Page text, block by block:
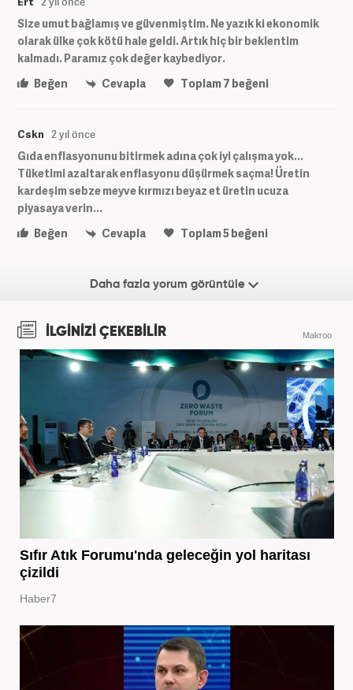
Size umut bağlamış ve güvenmiştim. Ne yazık ki ekonomik
olarak ülke çok kötü hale geldi. Artık hiç bir beklentim
kalmadı. Paramız çok değer kaybediyor.
Beğen
Cevapla Toplam7 beğeni
Cskn 2 yıl önce
Gıda enflasyonunu bitirmek adına çok iyi çalışma yok...
Tüketimi azaltarak enflasyonu düşürmek saçma! Üretin
kardeşim sebze meyve kırmızı beyaz et üretin ucuza
piyasaya verin...
Beğen
Cevapla Toplam5beğeni
Daha fazla yorum görüntüle
İLGİNİZİ ÇEKEBİLİR Makroo
Sıfır Atık Forumu'nda geleceğin yol haritası
çizildi
Haber7